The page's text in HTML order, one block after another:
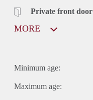
Private front door
MORE
Minimum age:
Maximum age: